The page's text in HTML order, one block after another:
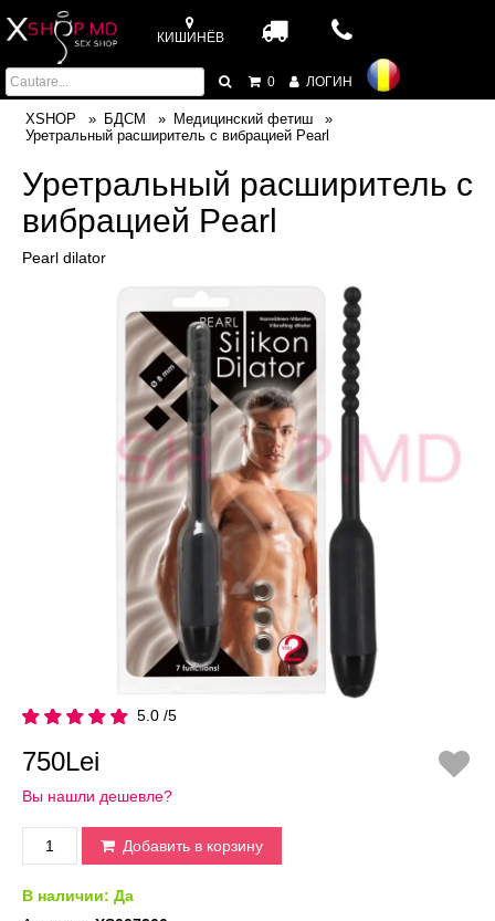
КИШИНЁВ
0 ЛОГИН
XSHOP БДСМ
Медицинский фетиш
Уретральный расширитель с вибрацией Pearl
Уретральный расширитель с
вибрацией Pearl
Pearl dilator
5.0 /5
750Lei
Вы нашли дешевле?
Добавить в корзину
В наличии: Да